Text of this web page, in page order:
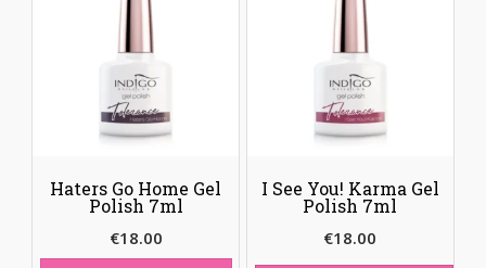
Haters Go Home Gel
Polish 7ml
€18.00
I See You! Karma Gel
Polish 7ml
€18.00